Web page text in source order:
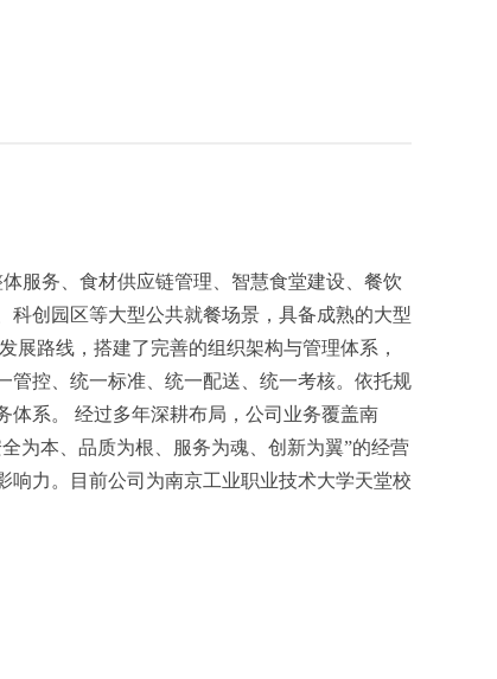
服务、食材供应链管理、智慧食堂建设、餐饮
创园区等大型公共就餐场景，具备成熟的大型
路线，搭建了完善的组织架构与管理体系，
管控、统一标准、统一配送、统一考核。依托规
体系。 经过多年深耕布局，公司业务覆盖南
为本、品质为根、服务为魂、创新为翼”的经营
力。目前公司为南京工业职业技术大学天堂校